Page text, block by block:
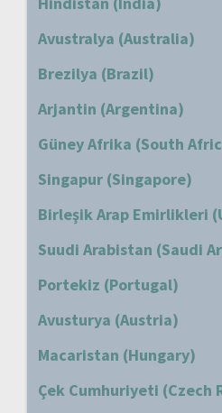
Avustralya (Australia)
Brezilya (Brazil)
Arjantin (Argentina)
Güney Afrika (South
Singapur (Singapore)
Birleşik Arap Emirlikleri
Suudi Arabistan (Saudi
Portekiz (Portugal)
Avusturya (Austria)
Macaristan (Hungary)
Çek Cumhuriyeti (Czech